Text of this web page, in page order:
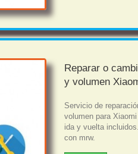
Reparar o
y volumen
Servicio de
volumen para
ida y vuelta
con mrw.